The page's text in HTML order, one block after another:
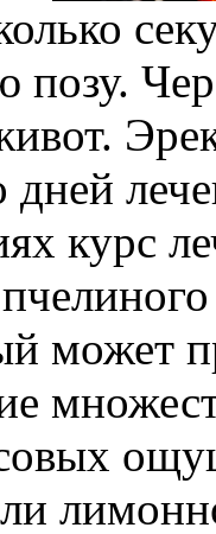
позу.
дней
курс
может